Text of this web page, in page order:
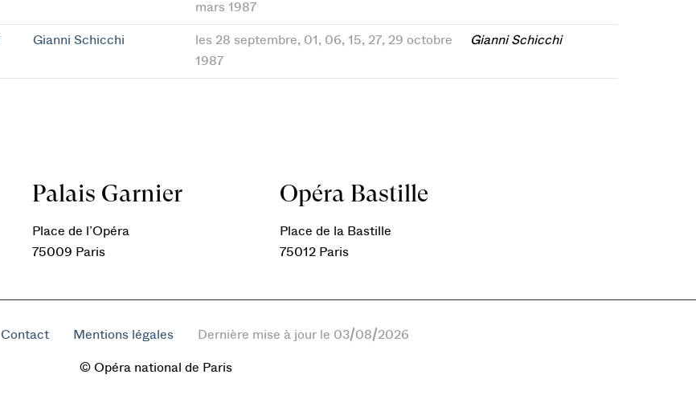
mars 1987
Gianni Schicchi
les 28 septembre, 01, 06, 15, 27, 29 octobre
1987
Gianni Schicchi
Palais Garnier
Place de l’Opéra
75009 Paris
Opéra Bastille
Place de la Bastille
75012 Paris
Contact Mentions légales Dernière mise à jour le 03/08/2026
© Opéra national de Paris